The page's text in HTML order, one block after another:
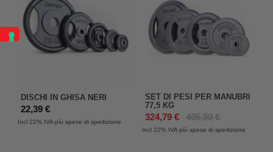
DISCHI IN GHISA NERI
22,39 €
Incl 22% IVA più spese di spedizione
SET DI PESI PER MANUBRI
77,5 KG
324,79 € 405,99 €
Incl 22% IVA più spese di spedizione